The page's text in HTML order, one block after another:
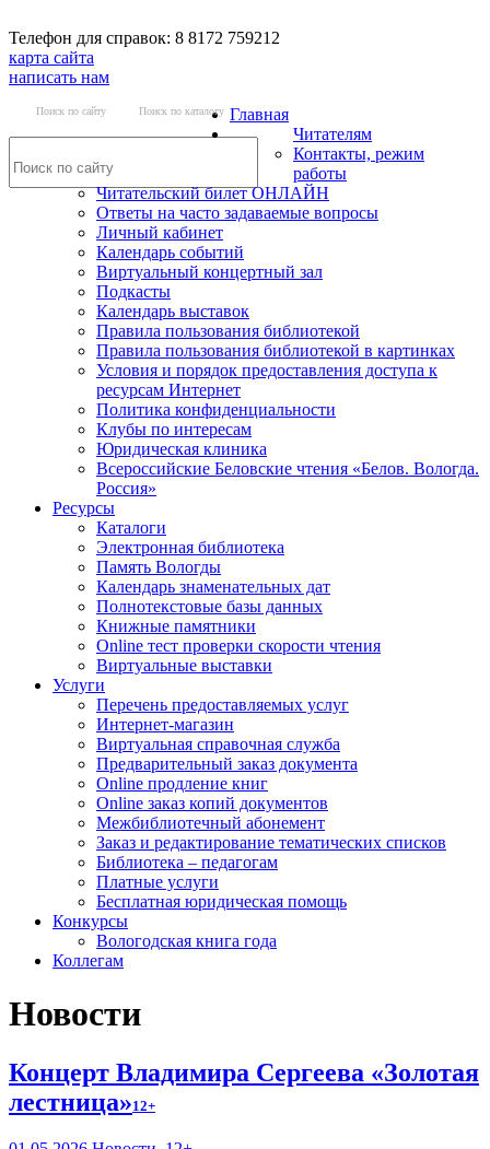
Телефон для справок: 8 8172 759212
карта сайта
написать нам
Поиск по сайту Поиск по каталогу Главная
Читателям
Контакты, режим
работы
Читательский билет ОНЛАЙН
Ответы на часто задаваемые вопросы
Личный кабинет
Календарь событий
Виртуальный концертный зал
Подкасты
Календарь выставок
Правила пользования библиотекой
Правила пользования библиотекой в картинках
Условия и порядок предоставления доступа к
ресурсам Интернет
Политика конфиденциальности
Клубы по интересам
Юридическая клиника
Всероссийские Беловские чтения «Белов. Вологда.
Россия»
Ресурсы
Каталоги
Электронная библиотека
Память Вологды
Календарь знаменательных дат
Полнотекстовые базы данных
Книжные памятники
Online тест проверки скорости чтения
Виртуальные выставки
Услуги
Перечень предоставляемых услуг
Интернет-магазин
Виртуальная справочная служба
Предварительный заказ документа
Online продление книг
Online заказ копий документов
Межбиблиотечный абонемент
Заказ и редактирование тематических списков
Библиотека – педагогам
Платные услуги
Бесплатная юридическая помощь
Конкурсы
Вологодская книга года
Коллегам
Новости
Концерт Владимира Сергеева «Золотая
лестница»12+